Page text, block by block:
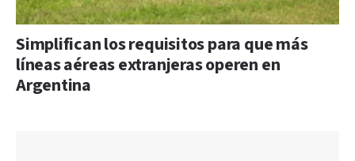
Simplifican los requisitos para que más
líneas aéreas extranjeras operen en
Argentina